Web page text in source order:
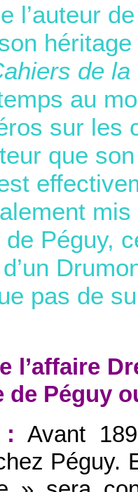
l’auteur
de
au
sur les
que
Péguy,
pas de
l’affaire
de Péguy
: Avant
Péguy.